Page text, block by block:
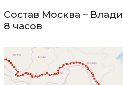
Состав Москва –
8 часов